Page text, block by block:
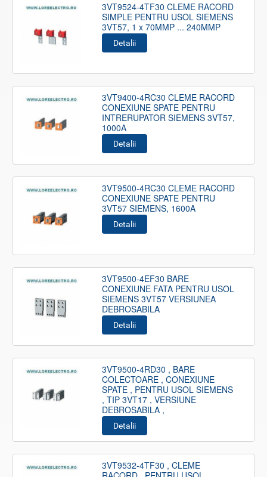
3VT9524-4TF30 CLEME RACORD
SIMPLE PENTRU USOL SIEMENS
3VT57, 1 x 70MMP ... 240MMP
Detalii
3VT9400-4RC30 CLEME RACORD
CONEXIUNE SPATE PENTRU
INTRERUPATOR SIEMENS 3VT57,
1000A
Detalii
3VT9500-4RC30 CLEME RACORD
CONEXIUNE SPATE PENTRU
3VT57 SIEMENS, 1600A
Detalii
3VT9500-4EF30 BARE
CONEXIUNE FATA PENTRU USOL
SIEMENS 3VT57 VERSIUNEA
DEBROSABILA
Detalii
3VT9500-4RD30 , BARE
COLECTOARE , CONEXIUNE
SPATE , PENTRU USOL SIEMENS
, TIP 3VT17 , VERSIUNE
DEBROSABILA ,
Detalii
3VT9532-4TF30 , CLEME